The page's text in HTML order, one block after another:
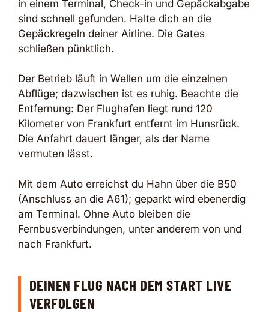
in einem Terminal, Check-in und Gepäckabgabe
sind schnell gefunden. Halte dich an die
Gepäckregeln deiner Airline. Die Gates
schließen pünktlich.
Der Betrieb läuft in Wellen um die einzelnen
Abflüge; dazwischen ist es ruhig. Beachte die
Entfernung: Der Flughafen liegt rund 120
Kilometer von Frankfurt entfernt im Hunsrück.
Die Anfahrt dauert länger, als der Name
vermuten lässt.
Mit dem Auto erreichst du Hahn über die B50
(Anschluss an die A61); geparkt wird ebenerdig
am Terminal. Ohne Auto bleiben die
Fernbusverbindungen, unter anderem von und
nach Frankfurt.
DEINEN FLUG NACH DEM START LIVE
VERFOLGEN